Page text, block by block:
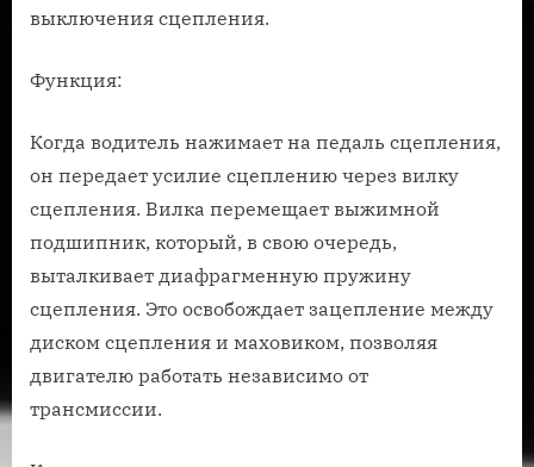
выключения сцепления.
Функция:
Когда водитель нажимает на педаль сцепления,
он передает усилие сцеплению через вилку
сцепления. Вилка перемещает выжимной
подшипник, который, в свою очередь,
выталкивает диафрагменную пружину
сцепления. Это освобождает зацепление между
диском сцепления и маховиком, позволяя
двигателю работать независимо от
трансмиссии.